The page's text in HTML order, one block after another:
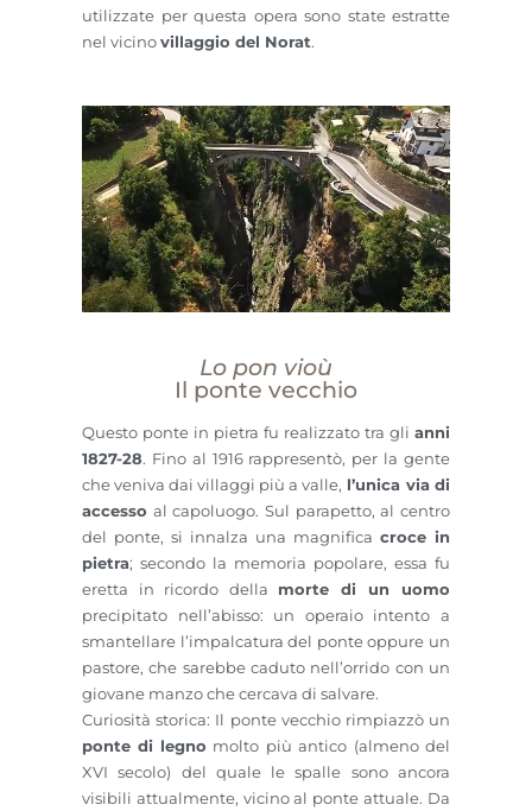
utilizzate per questa opera sono state estratte
nel vicinovillaggio del Norat.
Lo pon vioù
Il ponte vecchio
Questo ponte in pietra fu realizzato tra gli anni
1827-28. Fino al 1916 rappresentò, per la gente
che veniva dai villaggi più a valle, l’unica via di
accesso al capoluogo. Sul parapetto, al centro
del ponte, si innalza una magnifica croce in
pietra; secondo la memoria popolare, essa fu
eretta in ricordo della morte di un uomo
precipitato nell’abisso: un operaio intento a
smantellare l’impalcatura del ponte oppure un
pastore, che sarebbe caduto nell’orrido con un
giovane manzo che cercava di salvare.
Curiosità storica: Il ponte vecchio rimpiazzò un
ponte di legno molto più antico (almeno del
XVI secolo) del quale le spalle sono ancora
visibili attualmente, vicino al ponte attuale. Da